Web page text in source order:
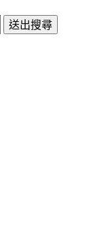
送出搜尋